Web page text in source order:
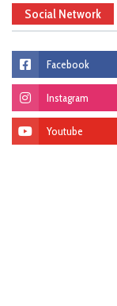
Social Network
Facebook
Instagram
Youtube